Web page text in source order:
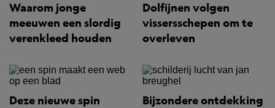
Waarom jonge
meeuwen een slordig
verenkleed houden
Dolfijnen volgen
vissersschepen om te
overleven
Deze nieuwe spin
Bijzondere ontdekking